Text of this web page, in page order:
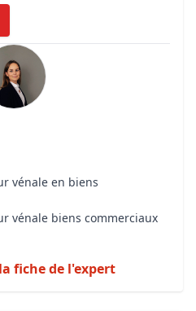
vénale en biens
vénale biens commerciaux
fiche de l'expert